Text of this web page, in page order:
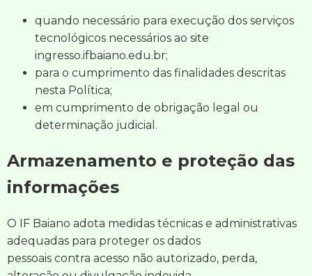
quando necessário para execução dos serviços
tecnológicos necessários ao site
ingresso.ifbaiano.edu.br;
para o cumprimento das finalidades descritas
nesta Política;
em cumprimento de obrigação legal ou
determinação judicial.
Armazenamento e proteção das
informações
O IF Baiano adota medidas técnicas e administrativas
adequadas para proteger os dados
pessoais contra acesso não autorizado, perda,